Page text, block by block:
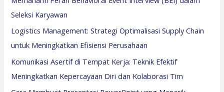
Seleksi Karyawan
Logistics Management: Strategi Optimalisasi Supply Chain
untuk Meningkatkan Efisiensi Perusahaan
Komunikasi Asertif di Tempat Kerja: Teknik Efektif
Meningkatkan Kepercayaan Diri dan Kolaborasi Tim